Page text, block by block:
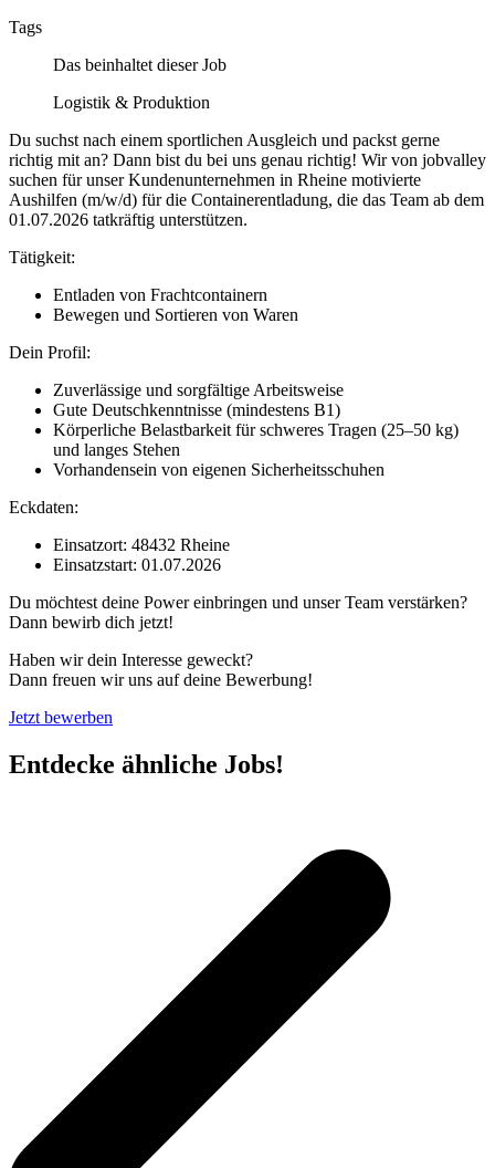
Tags
Das beinhaltet dieser Job
Logistik & Produktion
Du suchst nach einem sportlichen Ausgleich und packst gerne
richtig mit an? Dann bist du bei uns genau richtig! Wir von jobvalley
suchen für unser Kundenunternehmen in Rheine motivierte
Aushilfen (m/w/d) für die Containerentladung, die das Team ab dem
01.07.2026 tatkräftig unterstützen.
Tätigkeit:
Entladen von Frachtcontainern
Bewegen und Sortieren von Waren
Dein Profil:
Zuverlässige und sorgfältige Arbeitsweise
Gute Deutschkenntnisse (mindestens B1)
Körperliche Belastbarkeit für schweres Tragen (25–50 kg)
und langes Stehen
Vorhandensein von eigenen Sicherheitsschuhen
Eckdaten:
Einsatzort: 48432 Rheine
Einsatzstart: 01.07.2026
Du möchtest deine Power einbringen und unser Team verstärken?
Dann bewirb dich jetzt!
Haben wir dein Interesse geweckt?
Dann freuen wir uns auf deine Bewerbung!
Jetzt bewerben
Entdecke ähnliche Jobs!